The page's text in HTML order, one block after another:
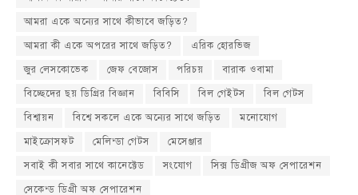
আমরা একে অন্যের সাথে কীভাবে জড়িত?
আমরা কী একে অপরের সাথে জড়িত?
এরিক হোরভিজ
জুর লেসকোভেক
জেফ বেজোস পরিচয়
বারাক ওবামা
বিচ্ছেদের ছয় ডিগ্রির বিজ্ঞান
বিবিসি বিল গেইটস
বিল গেটস
বিশ্বায়ন
বিশ্বে সকলে একে অন্যের সাথে জড়িত
মনোযোগ
মাইক্রোসফট
মেলিন্ডা গেটস
মেসেঞ্জার
সবাই কী সবার সাথে কানেক্টেড
সংযোগ
সিক্স ডিগ্রীজ অফ সেপারেশন
সেকেন্ড ডিগ্রী অফ সেপারেশন